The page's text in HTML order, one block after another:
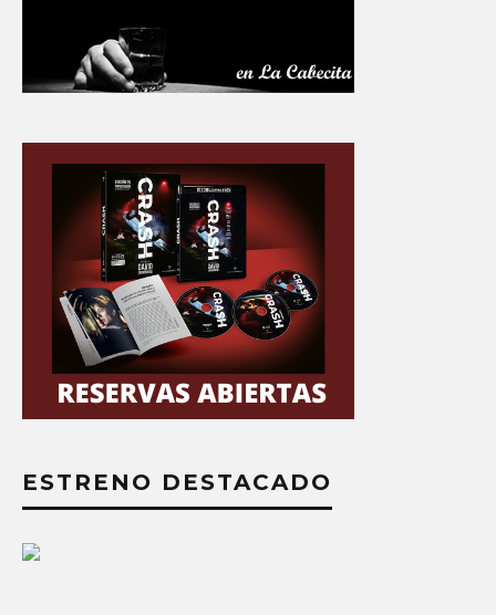
ESTRENO DESTACADO